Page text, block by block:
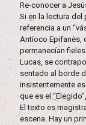
Re-conocer a
Si en la lectura
referencia a un
Antíoco Epifanes,
permanecían
Lucas, se
sentado al borde
insistentemente
que es el
El texto es
escena. Hay un